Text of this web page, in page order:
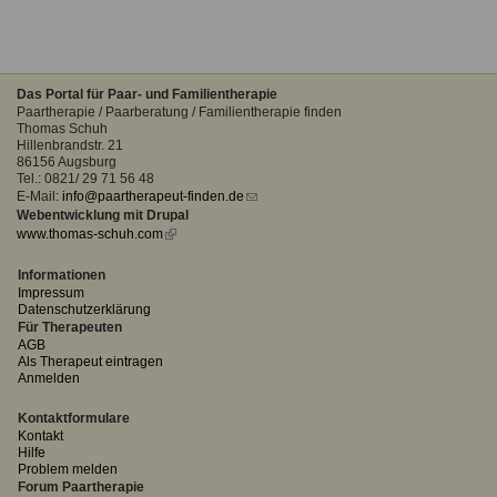
Das Portal für Paar- und Familientherapie
Paartherapie / Paarberatung / Familientherapie finden
Thomas Schuh
Hillenbrandstr. 21
86156 Augsburg
Tel.: 0821/ 29 71 56 48
E-Mail: info@paartherapeut-finden.de (link
Webentwicklung mit Drupal
www.thomas-schuh.com(link
Informationen
Impressum
Datenschutzerklärung
Für Therapeuten
AGB
Als Therapeut eintragen
Anmelden
Kontaktformulare
Kontakt
Hilfe
Problem melden
Forum Paartherapie